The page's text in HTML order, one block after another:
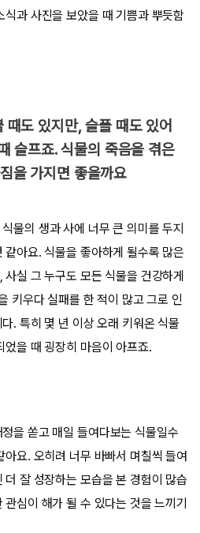
과 사진을 보았을 때 기쁨과 뿌듯함
도 있지만, 슬플 때도 있어
슬프죠. 식물의 죽음을 겪은
을 가지면 좋을까요
물의 생과 사에 너무 큰 의미를 두지
아요. 식물을 좋아하게 될수록 많은
실 그 누구도 모든 식물을 건강하게
키우다 실패를 한 적이 많고 그로 인
. 특히 몇 년 이상 오래 키워온 식물
었을 때 굉장히 마음이 아프죠.
을 쏟고 매일 들여다보는 식물일수
요. 오히려 너무 바빠서 며칠씩 들여
더 잘 성장하는 모습을 본 경험이 많습
심이 해가 될 수 있다는 것을 느끼기